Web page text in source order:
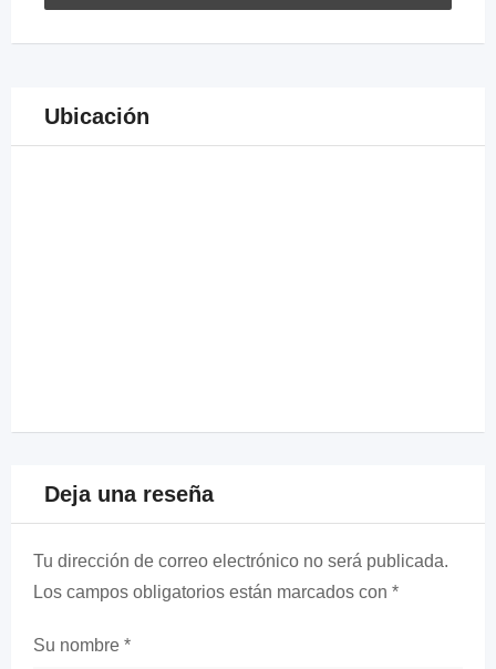
Ubicación
Deja una reseña
Tu dirección de correo electrónico no será publicada.
Los campos obligatorios están marcados con *
Su nombre *